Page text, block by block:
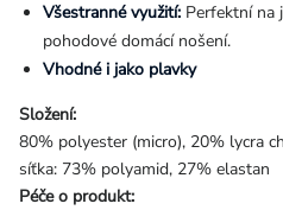
Všestranné využití: Perfektní na
pohodové domácí nošení.
Vhodné i jako plavky
Složení:
80% polyester (micro), 20% lycra
síťka: 73% polyamid, 27% elastan
Péče o produkt: